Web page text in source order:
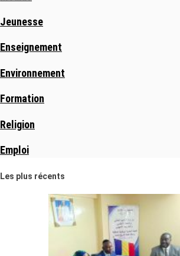
Jeunesse
Enseignement
Environnement
Formation
Religion
Emploi
Les plus récents